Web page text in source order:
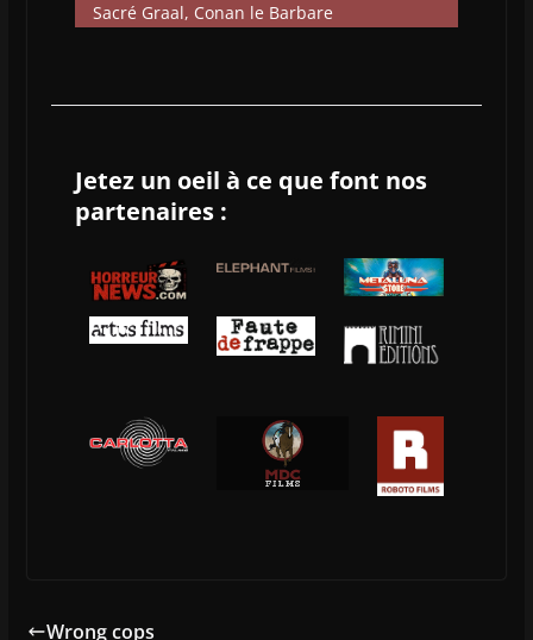
Sacré Graal, Conan le Barbare
Jetez un oeil à ce que font nos
partenaires :
Wrong cops